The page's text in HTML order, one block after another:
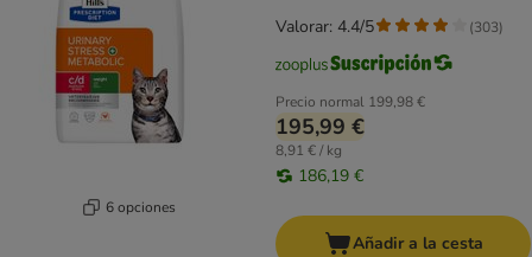
6 opciones
Precio normal 199,98 €
195,99 €
8,91 € / kg
186,19 €
Valorar: 4.4/5 (303)
Añadir a la cesta